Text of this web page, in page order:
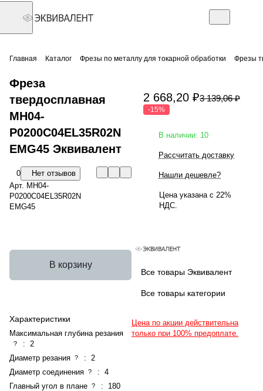
Главная Каталог Фрезы по металлу для токарной обработки Фрезы
Фреза
твердосплавная
MH04-
P0200C04EL35R02N
EMG45 Эквивалент
0
Нет отзывов
Арт. MH04-
P0200C04EL35R02N
EMG45
В корзину
Характеристики
Максимальная глубина резания
? :
2
Диаметр резания ? :
2
Диаметр соединения ? : 4
Главный угол в плане ? :
180
2 668,20 ₽3 139,06 ₽
-15%
В наличии: 10
Рассчитать доставку
Нашли дешевле?
Цена указана с 22%
НДС.
Все товары Эквивалент
Все товары категории
Цена по акции действительна
только при 100% предоплате.